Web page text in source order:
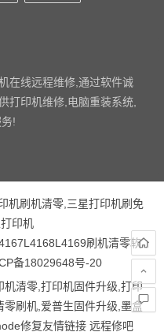
在线远程维修,通过软件诚
打印机维修,电脑重装系统,
!
机刷机清零,三星打印机刷免
印机
刷机清零软
备18029648号-20
清零,打印机固件升级,打印
刷机,爱普生固件升级,墨盒
修复友情链接 远程修吧